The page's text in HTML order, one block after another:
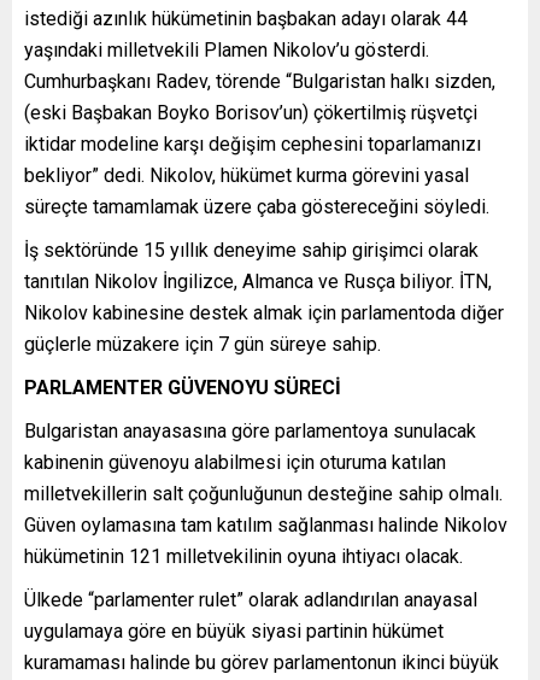
istediği azınlık hükümetinin başbakan adayı olarak 44
yaşındaki milletvekili Plamen Nikolov’u gösterdi.
Cumhurbaşkanı Radev, törende “Bulgaristan halkı sizden,
(eski Başbakan Boyko Borisov’un) çökertilmiş rüşvetçi
iktidar modeline karşı değişim cephesini toparlamanızı
bekliyor” dedi. Nikolov, hükümet kurma görevini yasal
süreçte tamamlamak üzere çaba göstereceğini söyledi.
İş sektöründe 15 yıllık deneyime sahip girişimci olarak
tanıtılan Nikolov İngilizce, Almanca ve Rusça biliyor. İTN,
Nikolov kabinesine destek almak için parlamentoda diğer
güçlerle müzakere için 7 gün süreye sahip.
PARLAMENTER GÜVENOYU SÜRECİ
Bulgaristan anayasasına göre parlamentoya sunulacak
kabinenin güvenoyu alabilmesi için oturuma katılan
milletvekillerin salt çoğunluğunun desteğine sahip olmalı.
Güven oylamasına tam katılım sağlanması halinde Nikolov
hükümetinin 121 milletvekilinin oyuna ihtiyacı olacak.
Ülkede “parlamenter rulet” olarak adlandırılan anayasal
uygulamaya göre en büyük siyasi partinin hükümet
kuramaması halinde bu görev parlamentonun ikinci büyük